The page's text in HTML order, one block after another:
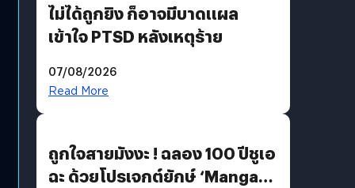
ไม่ได้ถูกยิง ก็อาจมีบาดแผล
เข้าใจ PTSD หลังเหตุร้าย
07/08/2026
Read More
ถูกใจสายมังงะ ! ฉลอง 100 ปีชูเอ
ฉะ ด้วยโปรเจกต์ยักษ์ ‘Manga